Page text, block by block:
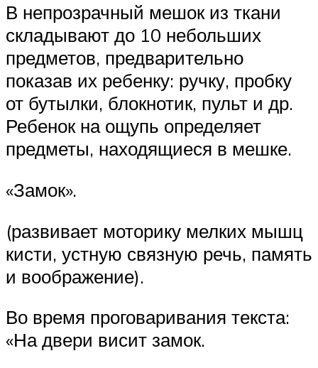
В непрозрачный мешок из ткани
складывают до 10 небольших
предметов, предварительно
показав их ребенку: ручку, пробку
от бутылки, блокнотик, пульт и др.
Ребенок на ощупь определяет
предметы, находящиеся в мешке.
«Замок».
(развивает моторику мелких мышц
кисти, устную связную речь, память
и воображение).
Во время проговаривания текста:
«На двери висит замок.